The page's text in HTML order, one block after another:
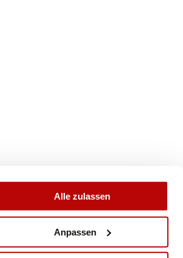
Alle zulassen
Anpassen